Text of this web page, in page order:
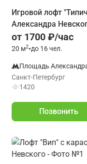
Игровой лофт
Александра
от 1700 ₽/час
20 м2•до 16 чел.
Площадь
Санкт-Петербург
1420
Позвонить